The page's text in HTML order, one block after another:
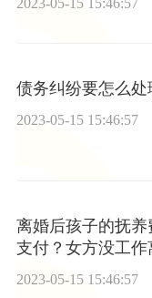
2023-05-15 15:46:57
债务纠纷要怎么处
2023-05-15 15:46:57
离婚后孩子的抚
支付？女方没工作
谁抚养？
2023-05-15 15:46:57